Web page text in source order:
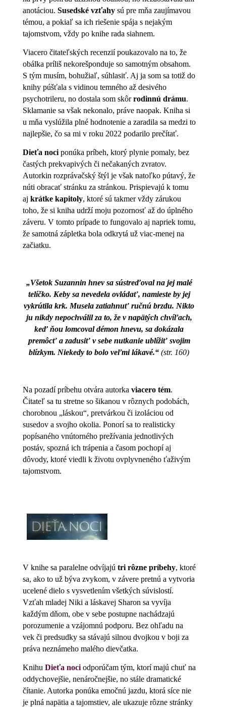
anotáciou. Susedské vzťahysú pre mňa zaujímavou
témou, a pokiaľ sa ich riešenie spája s nejakým
tajomstvom, vždy po knihe rada siahnem.
Viacero čitateľských recenzií poukazovalo na to, že
obálka príliš nekorešponduje so samotným obsahom.
S tým musím, bohužiaľ, súhlasiť. Aj ja som sa totiž do
knihy púšťala s vidinou temného až desivého
psychotrileru, no dostala som skôrrodinnú drámu.
Sklamanie sa však nekonalo, práve naopak. Kniha si
u mňa vyslúžila plné hodnotenie a zaradila sa medzi to
najlepšie, čo sa mi v roku 2022 podarilo prečítať.
Dieťa nociponúka príbeh, ktorý plynie pomaly, bez
častých prekvapivých či nečakaných zvratov.
Autorkin rozprávačský štýl je však natoľko pútavý, že
núti obracať stránku za stránkou. Prispievajú k tomu
aj krátke kapitoly, ktoré sú takmer vždy zárukou
toho, že si kniha udrží moju pozornosť až do úplného
záveru. V tomto prípade to fungovalo aj napriek tomu,
že samotná zápletka bola odkrytá už viac-menej na
začiatku.
„Všetok Suzannin hnev sa sústreďoval na jej malé
telíčko. Keby sa nevedela ovládať, namieste by jej
vykrútila krk. Musela zatiahnuť ručnú brzdu. Nikto
ju nikdy nepochválil za to, že v napätých chvíľach,
keď ňou lomcoval démon hnevu, sa dokázala
premôcť a zadusiť v sebe nutkanie ublížiť svojim
blízkym. Niekedy to bolo veľmi lákavé.“(str. 160)
Na pozadí príbehu otvára autorka viacero tém.
Čitateľ sa tu stretne so šikanou v rôznych podobách,
chorobnou „láskou“, pretvárkou či izoláciou od
susedov a svojho okolia. Ponorí sa to realisticky
popísaného vnútorného prežívania jednotlivých
postáv, spozná ich trápenia a časom pochopí aj
dôvody, ktoré viedli k životu ovplyvneného ťaživým
tajomstvom.
V knihe sa paralelne odvíjajú tri rôzne príbehy, ktoré
sa, ako to už býva zvykom, v závere pretnú a vytvoria
ucelené dielo s vysvetlením všetkých súvislostí.
Vzťah mladej Niki a láskavej Sharon sa vyvíja
každým dňom, obe v sebe postupne nachádzajú
porozumenie a vzájomnú podporu. Bez ohľadu na
vek či predsudky sa stávajú silnou dvojkou v boji za
práva neznámeho malého dievčatka.
Knihu Dieťa nociodporúčam tým, ktorí majú chuť na
oddychovejšie, nenáročnejšie, no stále dramatické
čítanie. Autorka ponúka emočnú jazdu, ktorá síce nie
je plná napätia a tajomstiev, ale ukazuje rôzne stránky